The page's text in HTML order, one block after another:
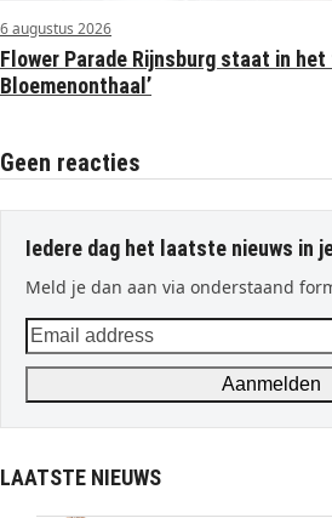
6 augustus 2026
Flower Parade Rijnsburg staat in het
Bloemenonthaal’
Geen reacties
Iedere dag het laatste nieuws in
Meld je dan aan via onderstaand
Email
address
Aanmelden
LAATSTE NIEUWS